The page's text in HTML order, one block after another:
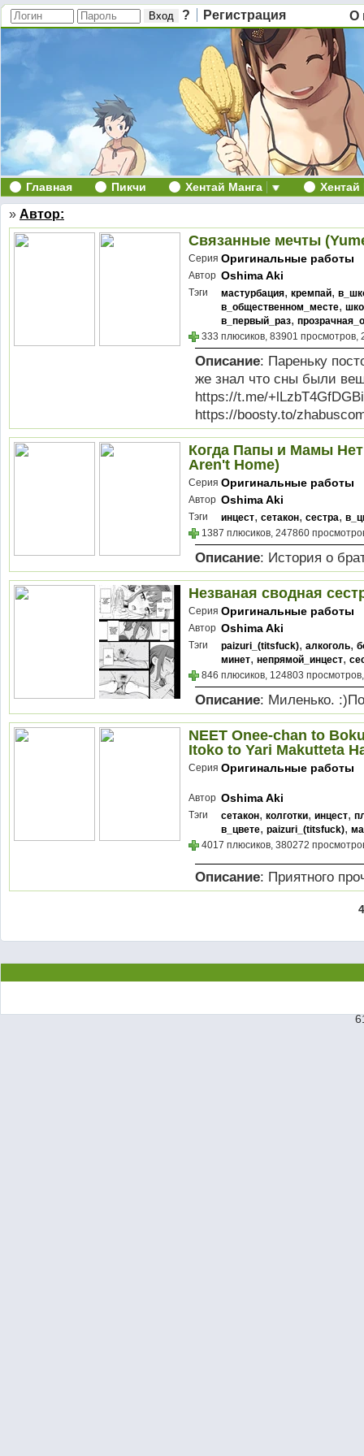
? Регистрация О
Главная Пикчи Хентай Манга
» Автор:
Связанные мечты
Серия Оригинальные работы
Автор Oshima Aki
Тэги мастурбация, кремпай,
в_общественном_месте,
в_первый_раз,
333 плюсиков, 83901 просмотров,
Описание: Пареньку
же знал что сны были
https://t.me/
https://boosty.to/
Когда Папы и Мамы
Aren't Home)
Серия Оригинальные работы
Автор Oshima Aki
Тэги инцест, сетакон, сестра,
1387 плюсиков, 247860
Описание: История о
Незваная сводная
Серия Оригинальные работы
Автор Oshima Aki
Тэги paizuri_(titsfuck), алкоголь,
минет, непрямой_инцест,
846 плюсиков, 124803
Описание: Миленько.
NEET Onee-chan to
Itoko to Yari Makutteta
Серия Оригинальные работы
Автор Oshima Aki
Тэги сетакон, колготки, инцест,
в_цвете, paizuri_(titsfuck),
4017 плюсиков, 380272
Описание: Приятного